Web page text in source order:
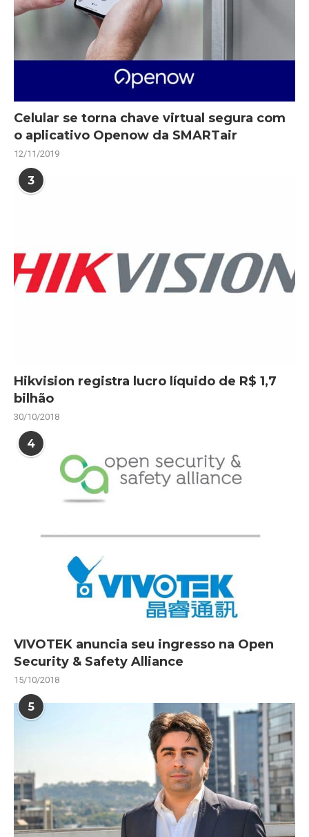
Celular se torna chave virtual segura com
o aplicativo Openow da SMARTair
12/11/2019
3
Hikvision registra lucro líquido de R$ 1,7
bilhão
30/10/2018
4
VIVOTEK anuncia seu ingresso na Open
Security & Safety Alliance
15/10/2018
5